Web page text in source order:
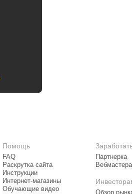
Помощь
FAQ
Раскрутка сайта
Инструкции
Интернет-магазины
Обучающие видео
Партнерка
Обзор